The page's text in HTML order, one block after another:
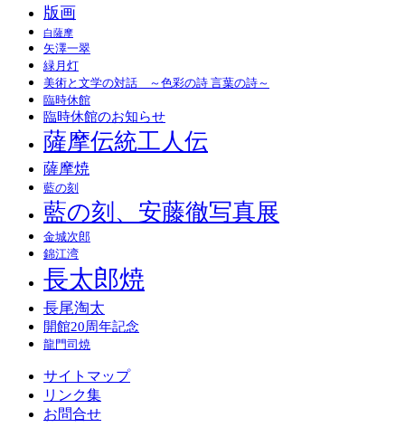
版画
白薩摩
矢澤一翠
緑月灯
美術と文学の対話 ～色彩の詩 言葉の詩～
臨時休館
臨時休館のお知らせ
薩摩伝統工人伝
薩摩焼
藍の刻
藍の刻、安藤徹写真展
金城次郎
錦江湾
長太郎焼
長尾淘太
開館20周年記念
龍門司焼
サイトマップ
リンク集
お問合せ